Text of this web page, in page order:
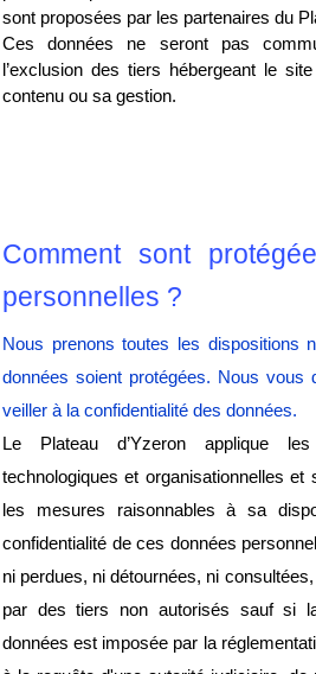
sont proposées par les partenaires du
Ces données ne seront pas
l’exclusion des tiers hébergeant le
contenu ou sa gestion.
Comment sont
personnelles ?
Nous prenons toutes les dispositions
données soient protégées. Nous vous
veiller à la confidentialité des données.
Le Plateau d’Yzeron applique
technologiques et organisationnelles et
les mesures raisonnables à sa
confidentialité de ces données
ni perdues, ni détournées, ni
par des tiers non autorisés sauf si
données est imposée par la